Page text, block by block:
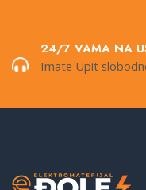
24/7 VAMA NA
Imate Upit